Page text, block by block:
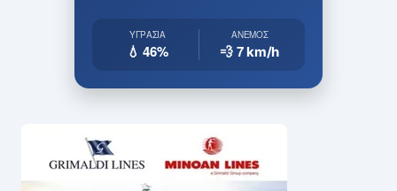
ΥΓΡΑΣΊΑ
💧 46%
ΆΝΕΜΟΣ
💨 7km/h